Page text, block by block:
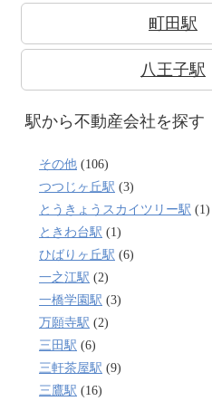
町田駅
八王子駅
駅から不動産会社を探す
その他 (106)
つつじヶ丘駅 (3)
とうきょうスカイツリー駅 (1)
ときわ台駅 (1)
ひばりヶ丘駅 (6)
一之江駅 (2)
一橋学園駅 (3)
万願寺駅 (2)
三田駅 (6)
三軒茶屋駅 (9)
三鷹駅 (16)